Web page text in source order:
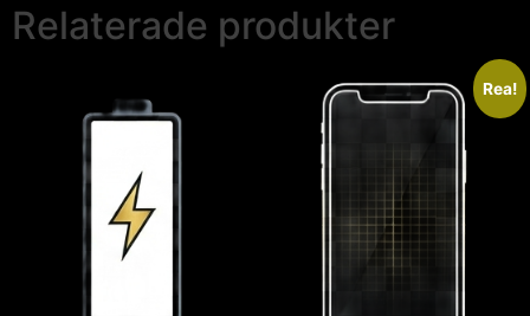
Relaterade produkter
Rea!